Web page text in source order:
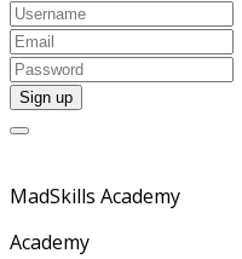
MadSkills Academy
Academy